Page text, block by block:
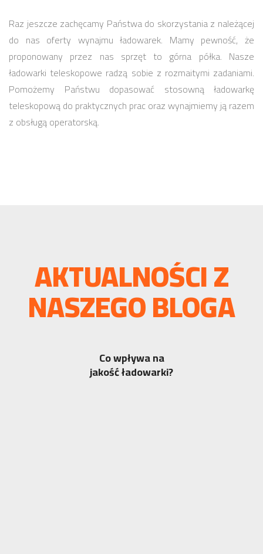
Raz jeszcze zachęcamy Państwa do skorzystania z należącej
do nas oferty wynajmu ładowarek. Mamy pewność, że
proponowany przez nas sprzęt to górna półka. Nasze
ładowarki teleskopowe radzą sobie z rozmaitymi zadaniami.
Pomożemy Państwu dopasować stosowną ładowarkę
teleskopową do praktycznych prac oraz wynajmiemy ją razem
z obsługą operatorską.
AKTUALNOŚCI Z
NASZEGO BLOGA
Co wpływa na
jakość ładowarki?